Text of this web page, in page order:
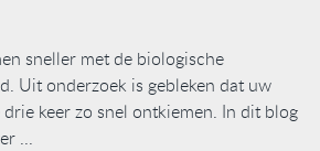
sneller met de biologische
Uit onderzoek is gebleken dat uw
keer zo snel ontkiemen. In dit blog
...